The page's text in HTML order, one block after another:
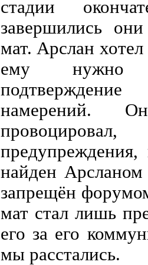
стадии
завершились
мат. Арслан
ему нужно
намерений.
найден
запрещён
мат стал лишь
его за его
мы расстались.